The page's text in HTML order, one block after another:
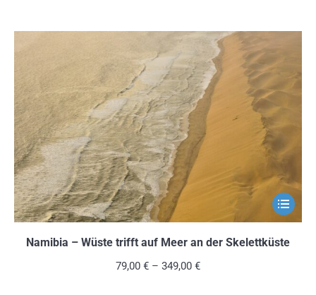
Optionen
können
der
gewählt
werden
Dieses
Produkt
weist
Namibia – Wüste trifft auf Meer an der Skelettküste
79,00 € – 349,00 €